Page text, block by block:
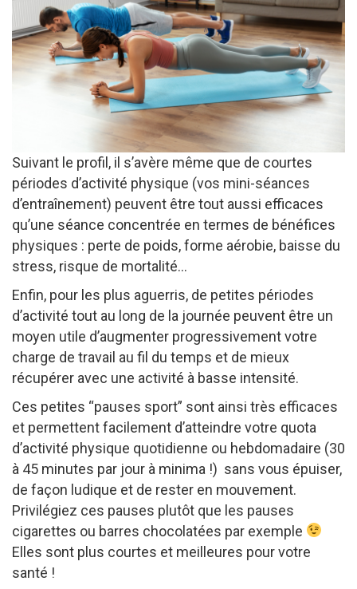
Suivant le profil, il s’avère même que de courtes
périodes d’activité physique (vos mini-séances
d’entraînement) peuvent être tout aussi efficaces
qu’une séance concentrée en termes de bénéfices
physiques : perte de poids, forme aérobie, baisse du
stress, risque de mortalité…
Enfin, pour les plus aguerris, de petites périodes
d’activité tout au long de la journée peuvent être un
moyen utile d’augmenter progressivement votre
charge de travail au fil du temps et de mieux
récupérer avec une activité à basse intensité.
Ces petites “pauses sport” sont ainsi très efficaces
et permettent facilement d’atteindre votre quota
d’activité physique quotidienne ou hebdomadaire (30
à 45 minutes par jour à minima !) sans vous épuiser,
de façon ludique et de rester en mouvement.
Privilégiez ces pauses plutôt que les pauses
cigarettes ou barres chocolatées par exemple
Elles sont plus courtes et meilleures pour votre
santé !